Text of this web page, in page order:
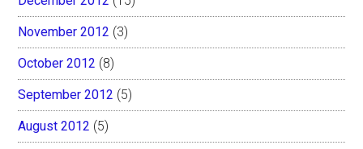
November 2012 (3)
October 2012 (8)
September 2012 (5)
August 2012 (5)